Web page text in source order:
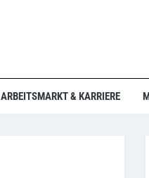
ARBEITSMARKT & KARRIERE